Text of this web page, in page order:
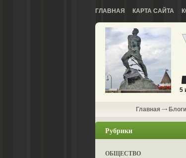
ГЛАВНАЯ КАРТА САЙТА
5
Главная Блоги
Рубрики
ОБЩЕСТВО